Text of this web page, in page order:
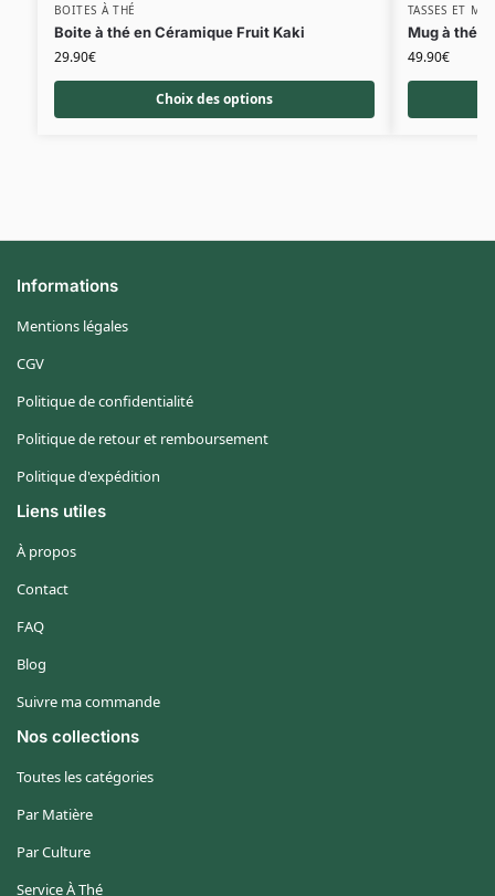
BOITES À THÉ
Boite à thé en Céramique Fruit Kaki
29.90€
Choix des options
TASSES ET
Mug à thé
49.90€
Informations
Mentions légales
CGV
Politique de confidentialité
Politique de retour et remboursement
Politique d'expédition
Liens utiles
À propos
Contact
FAQ
Blog
Suivre ma commande
Nos collections
Toutes les catégories
Par Matière
Par Culture
Service À Thé